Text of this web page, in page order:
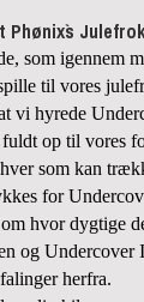
som igennem
til vores
vi hyrede
op til vores
som kan
for
hvor dygtige
og Undercover
herfra.